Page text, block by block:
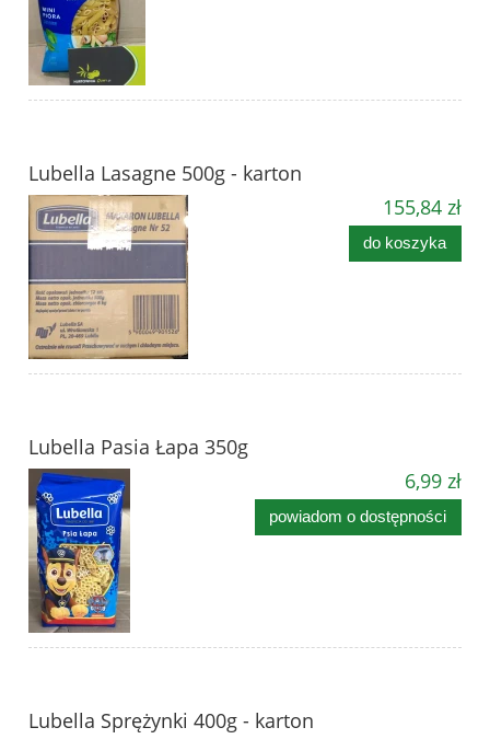
Lubella Lasagne 500g - karton
155,84 zł
do koszyka
Lubella Pasia Łapa 350g
6,99 zł
powiadom o dostępności
Lubella Sprężynki 400g - karton